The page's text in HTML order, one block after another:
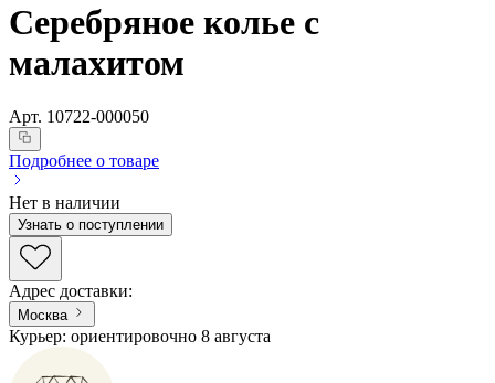
Серебряное колье с
малахитом
Арт. 10722-000050
Подробнее о товаре
Нет в наличии
Узнать о поступлении
Адрес доставки:
Москва
Курьер: ориентировочно 8 августа